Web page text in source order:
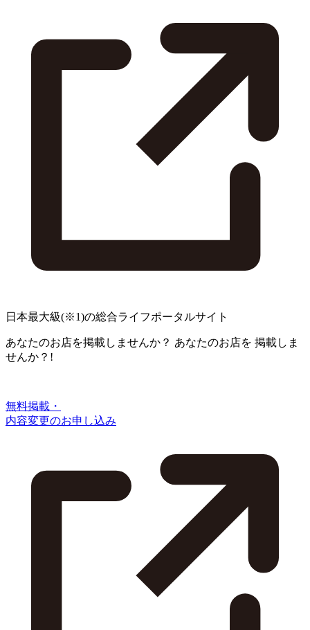
日本最大級(※1)の総合ライフポータルサイト
あなたのお店を掲載しませんか？ あなたのお店を 掲載しま
せんか？!
無料掲載・
内容変更のお申し込み